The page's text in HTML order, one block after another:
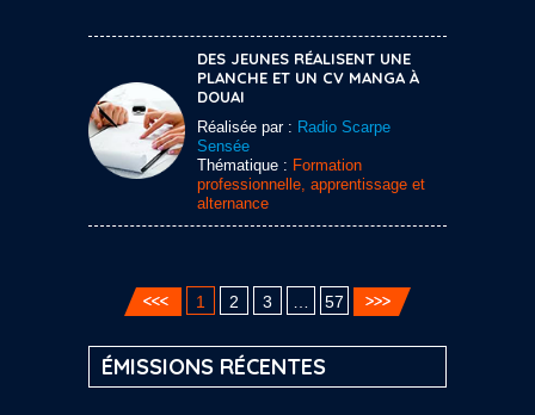
DES JEUNES RÉALISENT UNE
PLANCHE ET UN CV MANGA À
DOUAI
Réalisée par : Radio Scarpe
Sensée
Thématique : Formation
professionnelle, apprentissage et
alternance
1 2 3 57
ÉMISSIONS RÉCENTES